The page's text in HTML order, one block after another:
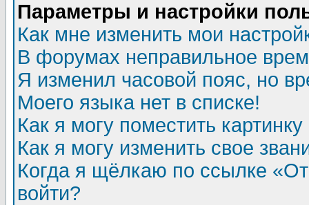
Параметры и настройки
Как мне изменить мои
В форумах неправильное
Я изменил часовой пояс, но
Моего языка нет в списке!
Как я могу поместить
Как я могу изменить свое
Когда я щёлкаю по ссылке
войти?